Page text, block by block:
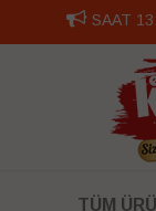
SAAT
TÜM